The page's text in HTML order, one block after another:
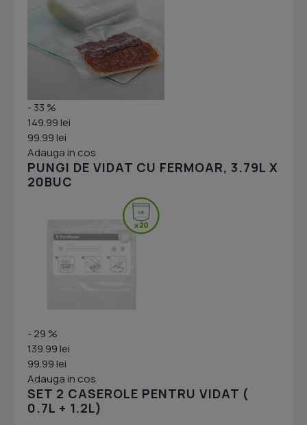
- 33 %
149.99 lei
99.99 lei
Adauga in cos
PUNGI DE VIDAT CU FERMOAR, 3.79L X
20BUC
- 29 %
139.99 lei
99.99 lei
Adauga in cos
SET 2 CASEROLE PENTRU VIDAT (
0.7L + 1.2L)